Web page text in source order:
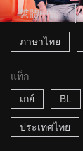
繁體中文
ภาษาไทย
แท็ก
เกย์
BL
ประเทศไทย